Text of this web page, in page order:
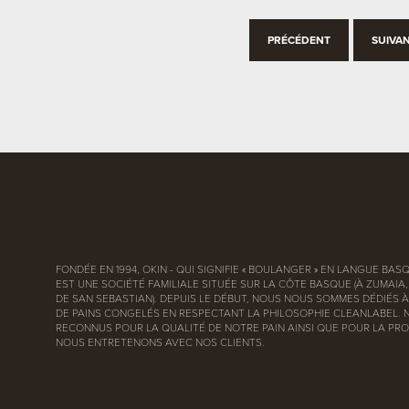
PRÉCÉDENT
FONDÉE EN 1994, OKIN - QUI SIGNIFIE « BOULANGER » EN LANGUE
EST UNE SOCIÉTÉ FAMILIALE SITUÉE SUR LA CÔTE BASQUE (À
DE SAN SEBASTIAN). DEPUIS LE DÉBUT, NOUS NOUS SOMMES DÉDIÉS
DE PAINS CONGELÉS EN RESPECTANT LA PHILOSOPHIE CLEANLABEL.
RECONNUS POUR LA QUALITÉ DE NOTRE PAIN AINSI QUE POUR LA
NOUS ENTRETENONS AVEC NOS CLIENTS.